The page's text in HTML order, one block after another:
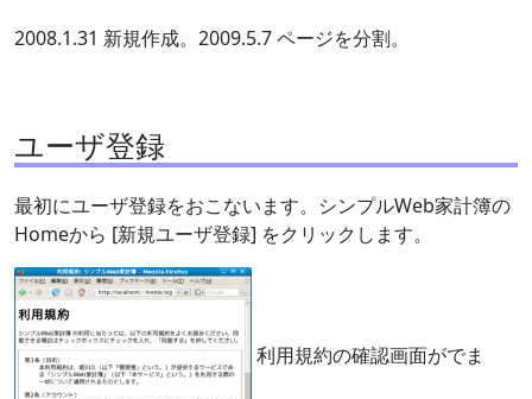
2008.1.31 新規作成。2009.5.7 ページを分割。
ユーザ登録
最初にユーザ登録をおこないます。シンプルWeb家計簿の
Homeから [新規ユーザ登録] をクリックします。
利用規約の確認画面がでま